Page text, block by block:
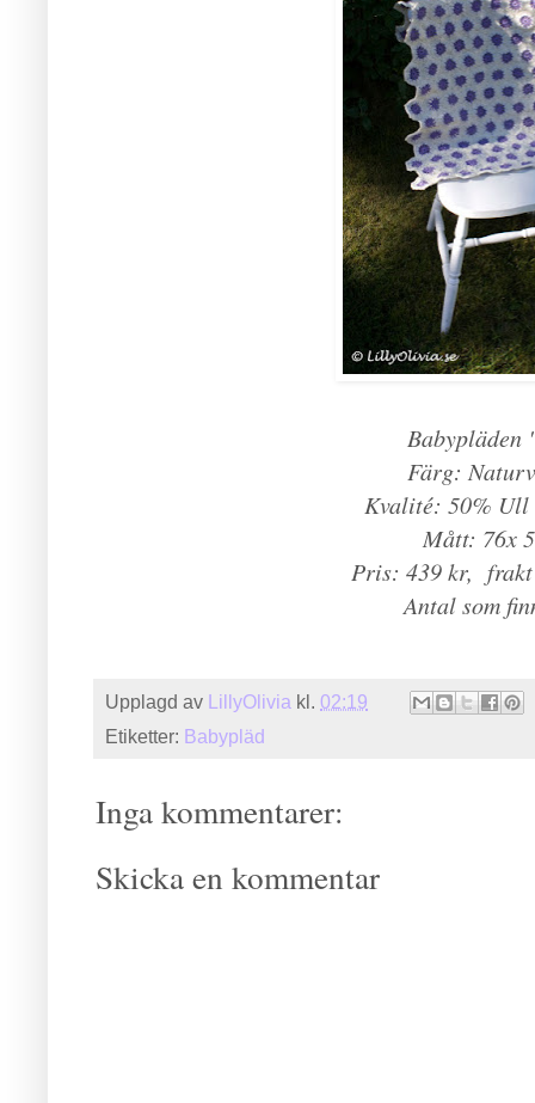
Färg:
Kvalité: 50%
Mått: 76x
Pris: 439 kr,
Antal som
Upplagd av LillyOlivia kl. 02:19
Etiketter: Babypläd
Inga kommentarer:
Skicka en kommentar